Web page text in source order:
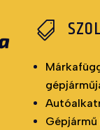
